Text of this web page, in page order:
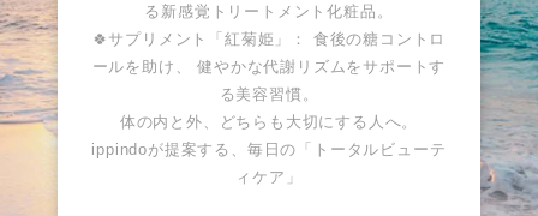
る新感覚トリートメント化粧品。
🍀サプリメント「紅菊姫」： 食後の糖コントロ
ールを助け、 健やかな代謝リズムをサポートす
る美容習慣。
体の内と外、どちらも大切にする人へ。
ippindoが提案する、毎日の「トータルビューテ
ィケア」